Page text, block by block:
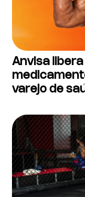
Anvisa
varejo de